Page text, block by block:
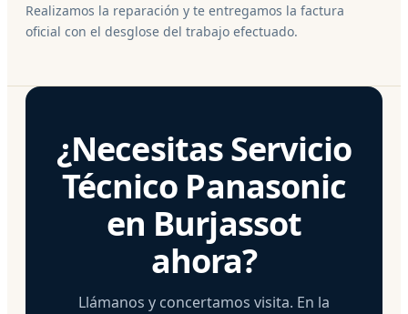
Realizamos la reparación y te entregamos la factura
oficial con el desglose del trabajo efectuado.
¿Necesitas Servicio
Técnico Panasonic
en Burjassot
ahora?
Llámanos y concertamos visita. En la